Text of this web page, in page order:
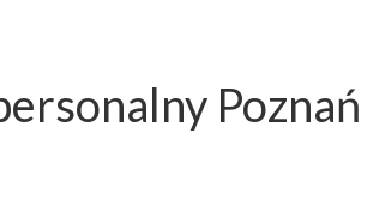
Poznań